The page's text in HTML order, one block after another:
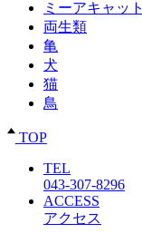
ミーアキャット
両生類
亀
犬
猫
鳥
TOP
TEL
043-307-8296
ACCESS
アクセス